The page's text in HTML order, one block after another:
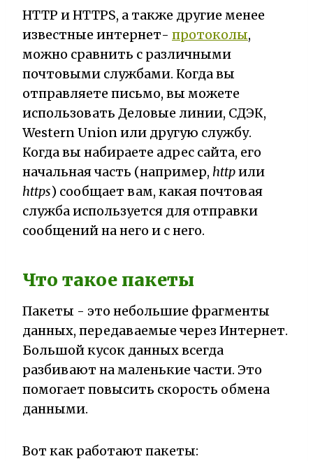
HTTP и HTTPS, а также другие менее
известные интернет- протоколы,
можно сравнить с различными
почтовыми службами. Когда вы
отправляете письмо, вы можете
использовать Деловые линии, СДЭК,
Western Union или другую службу.
Когда вы набираете адрес сайта, его
начальная часть (например, httpили
https) сообщает вам, какая почтовая
служба используется для отправки
сообщений на него и с него.
Что такое пакеты
Пакеты - это небольшие фрагменты
данных, передаваемые через Интернет.
Большой кусок данных всегда
разбивают на маленькие части. Это
помогает повысить скорость обмена
данными.
Вот как работают пакеты: